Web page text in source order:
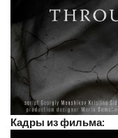
Кадры из фильма: